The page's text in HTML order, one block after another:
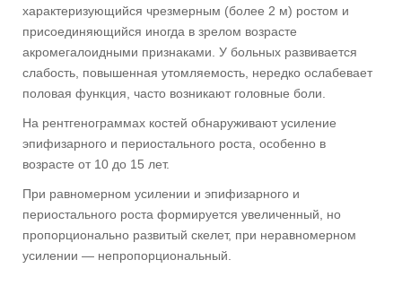
характеризующийся чрезмерным (более 2 м) ростом и
присоединяющийся иногда в зрелом возрасте
акромегалоидными признаками. У больных развивается
слабость, повышенная утомляемость, нередко ослабевает
половая функция, часто возникают головные боли.
На рентгенограммах костей обнаруживают усиление
эпифизарного и периостального роста, особенно в
возрасте от 10 до 15 лет.
При равномерном усилении и эпифизарного и
периостального роста формируется увеличенный, но
пропорционально развитый скелет, при неравномерном
усилении — непропорциональный.